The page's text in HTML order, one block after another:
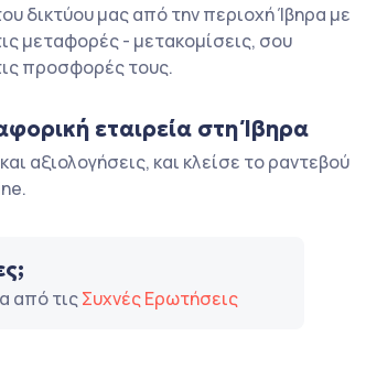
δικτύου μας από την περιοχή Ίβηρα με
μεταφορές - μετακομίσεις, σου
προσφορές τους.
εταιρεία στη Ίβηρα
αξιολογήσεις, και κλείσε το ραντεβού
από τιςΣυχνές Ερωτήσεις